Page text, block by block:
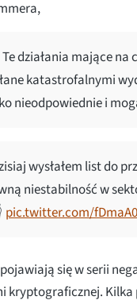
Te działania mające
katastrofalnymi
nieodpowiednie i
wysłałem list do
niestabilność w
pic.twitter.com/
się w serii
kryptograficznej.